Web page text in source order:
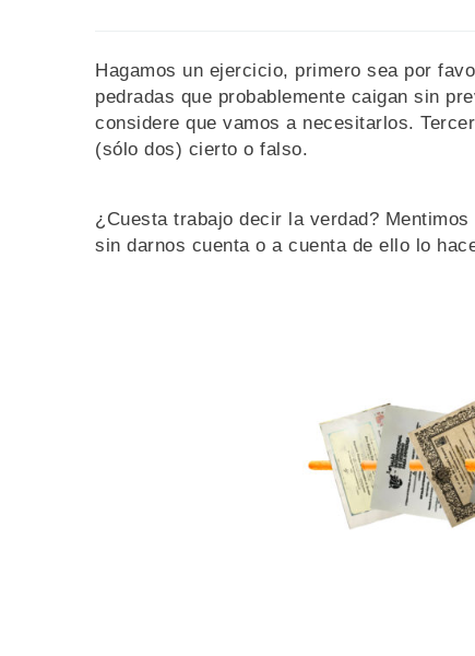
Hagamos un ejercicio, primero sea por
pedradas que probablemente caigan sin
considere que vamos a necesitarlos.
(sólo dos) cierto o falso.
¿Cuesta trabajo decir la verdad?
sin darnos cuenta o a cuenta de ello lo